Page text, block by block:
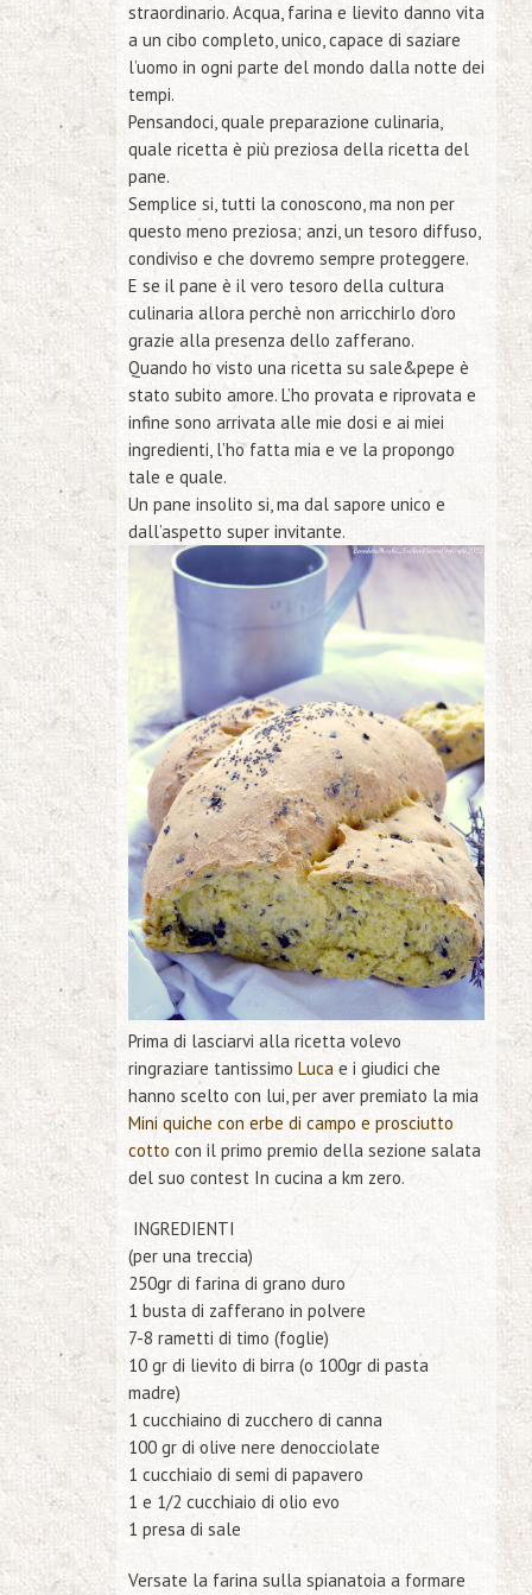
straordinario. Acqua, farina e lievito danno vita
a un cibo completo, unico, capace di saziare
l’uomo in ogni parte del mondo dalla notte dei
tempi.
Pensandoci, quale preparazione culinaria,
quale ricetta è più preziosa della ricetta del
pane.
Semplice si, tutti la conoscono, ma non per
questo meno preziosa; anzi, un tesoro diffuso,
condiviso e che dovremo sempre proteggere.
E se il pane è il vero tesoro della cultura
culinaria allora perchè non arricchirlo d’oro
grazie alla presenza dello zafferano.
Quando ho visto una ricetta su sale&pepe è
stato subito amore. L’ho provata e riprovata e
infine sono arrivata alle mie dosi e ai miei
ingredienti, l’ho fatta mia e ve la propongo
tale e quale.
Un pane insolito si, ma dal sapore unico e
dall’aspetto super invitante.
Prima di lasciarvi alla ricetta volevo
ringraziare tantissimo Luca e i giudici che
hanno scelto con lui, per aver premiato la mia
Mini quiche con erbe di campo e prosciutto
cotto con il primo premio della sezione salata
del suo contest In cucina a km zero.
INGREDIENTI
(per una treccia)
250gr di farina di grano duro
1 busta di zafferano in polvere
7-8 rametti di timo (foglie)
10 gr di lievito di birra (o 100gr di pasta
madre)
1 cucchiaino di zucchero di canna
100 gr di olive nere denocciolate
1 cucchiaio di semi di papavero
1 e 1/2 cucchiaio di olio evo
1 presa di sale
Versate la farina sulla spianatoia a formare